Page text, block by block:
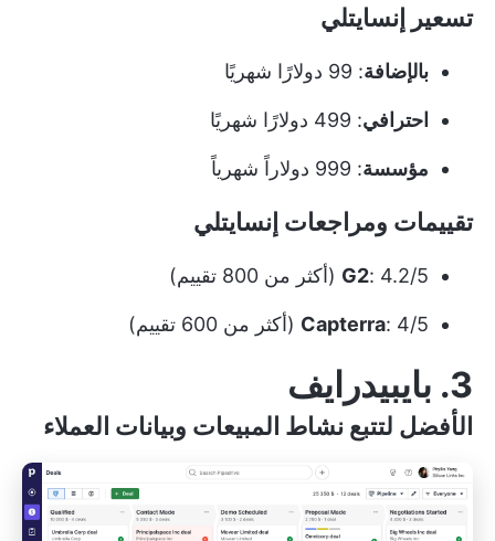
تسعير إنسايتلي
بالإضافة: 99 دولارًا شهريًا
احترافي: 499 دولارًا شهريًا
مؤسسة: 999 دولاراً شهرياً
تقييمات ومراجعات إنسايتلي
G2: 4.2/5 (أكثر من 800 تقييم)
Capterra: 4/5 (أكثر من 600 تقييم)
3. بايبيدرايف
الأفضل لتتبع نشاط المبيعات وبيانات العملاء